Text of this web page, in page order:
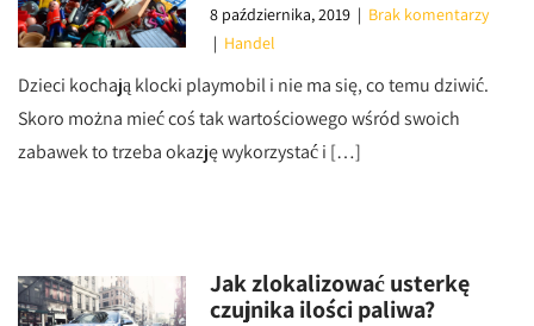
8 października, 2019 | Brak komentarzy
| Handel
Dzieci kochają klocki playmobil i nie ma się, co temu dziwić.
Skoro można mieć coś tak wartościowego wśród swoich
zabawek to trzeba okazję wykorzystać i […]
Jak zlokalizować usterkę
czujnika ilości paliwa?